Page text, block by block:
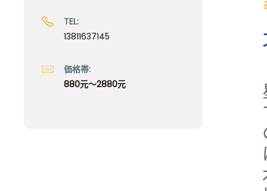
TEL:
13811637145
価格帯:
880元〜2880元